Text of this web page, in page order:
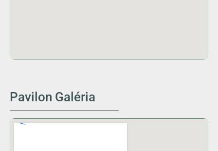
Pavilon Galéria